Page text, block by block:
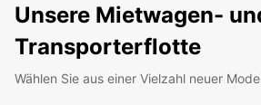
Unsere Mietwagen-
Transporterflotte
Wählen Sie aus einer Vielzahl neuer